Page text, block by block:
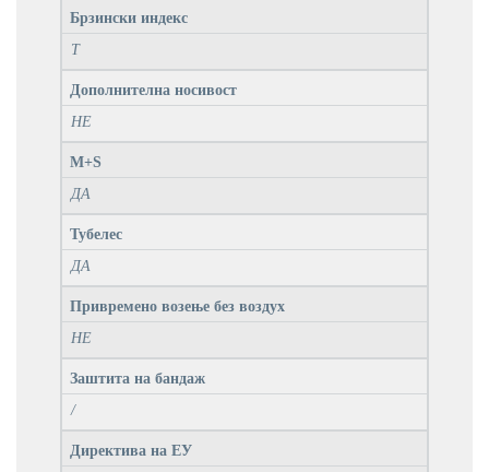
Брзински индекс
T
Дополнителна носивост
НЕ
M+S
ДА
Тубелес
ДА
Привремено возење без воздух
НЕ
Заштита на бандаж
/
Директива на ЕУ